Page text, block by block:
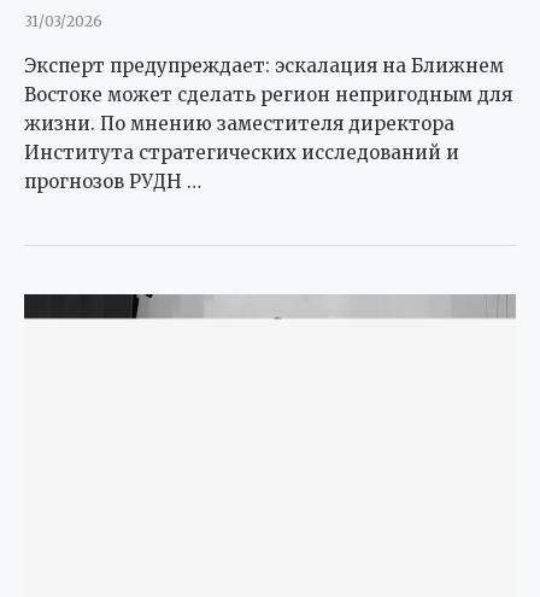
31/03/2026
Эксперт предупреждает: эскалация на Ближнем
Востоке может сделать регион непригодным для
жизни. По мнению заместителя директора
Института стратегических исследований и
прогнозов РУДН …